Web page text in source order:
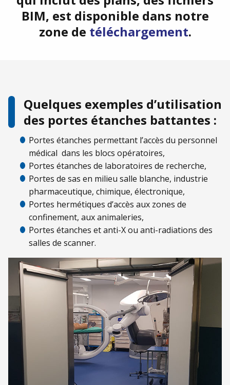
BIM, est disponible dans notre
zone de téléchargement.
Quelques exemples d’utilisation
des portes étanches battantes :
Portes étanches permettant l’accès du personnel
médical dans les blocs opératoires,
Portes étanches de laboratoires de recherche,
Portes de sas en milieu salle blanche, industrie
pharmaceutique, chimique, électronique,
Portes hermétiques d’accès aux zones de
confinement, aux animaleries,
Portes étanches et anti-X ou anti-radiations des
salles de scanner.